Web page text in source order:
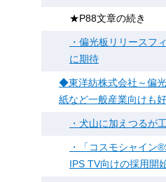
★P88文章の続き
・偏光板リリースフ
に期待
◆東洋紡株式会社～偏
紙など一般産業向けも
・犬山に加えつるが
・「コスモシャイ
IPS TV向けの採用